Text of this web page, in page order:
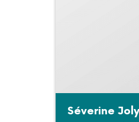
Séverine Joly